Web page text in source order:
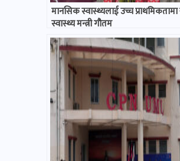
मानसिक स्वास्थ्यलाई उच्च
स्वास्थ्य मन्त्री गौतम